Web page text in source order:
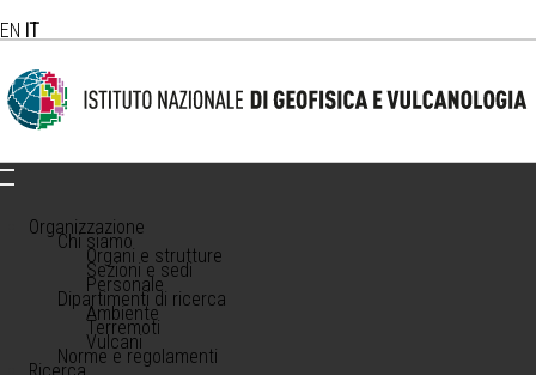
EN IT
Organizzazione
Chi siamo
Organi e strutture
Sezioni e sedi
Personale
Dipartimenti di ricerca
Ambiente
Terremoti
Vulcani
Norme e regolamenti
Ricerca